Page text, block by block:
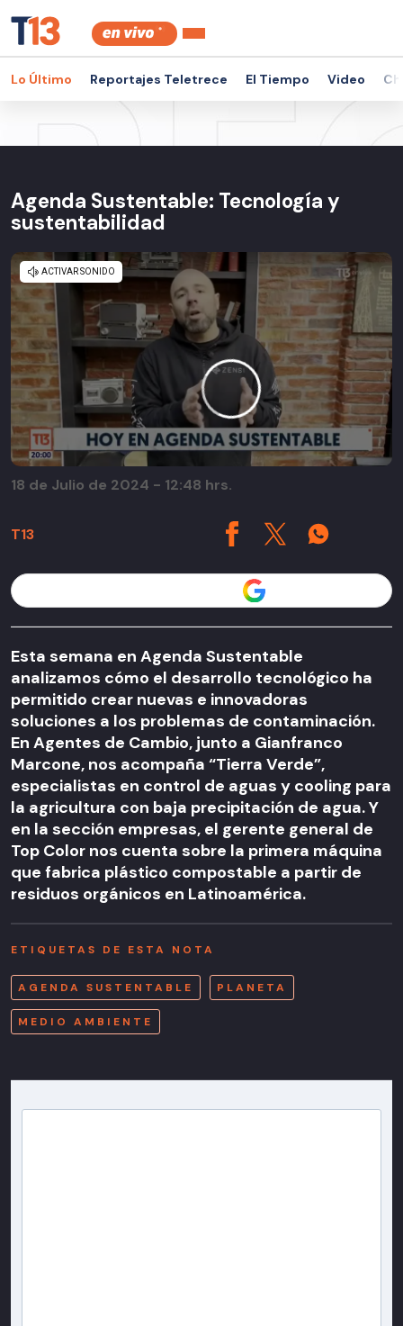
Lo Último Reportajes Teletrece El Tiempo Video
Agenda Sustentable: Tecnología y
sustentabilidad
T13
18 de Julio de 2024 - 12:48 hrs.
Esta semana en Agenda Sustentable
analizamos cómo el desarrollo tecnológico ha
permitido crear nuevas e innovadoras
soluciones a los problemas de contaminación.
En Agentes de Cambio, junto a Gianfranco
Marcone, nos acompaña “Tierra Verde”,
especialistas en control de aguas y cooling para
la agricultura con baja precipitación de agua. Y
en la sección empresas, el gerente general de
Top Color nos cuenta sobre la primera máquina
que fabrica plástico compostable a partir de
residuos orgánicos en Latinoamérica.
ETIQUETAS DE ESTA NOTA
AGENDA SUSTENTABLE PLANETA
MEDIO AMBIENTE